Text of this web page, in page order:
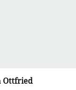
Ottfried